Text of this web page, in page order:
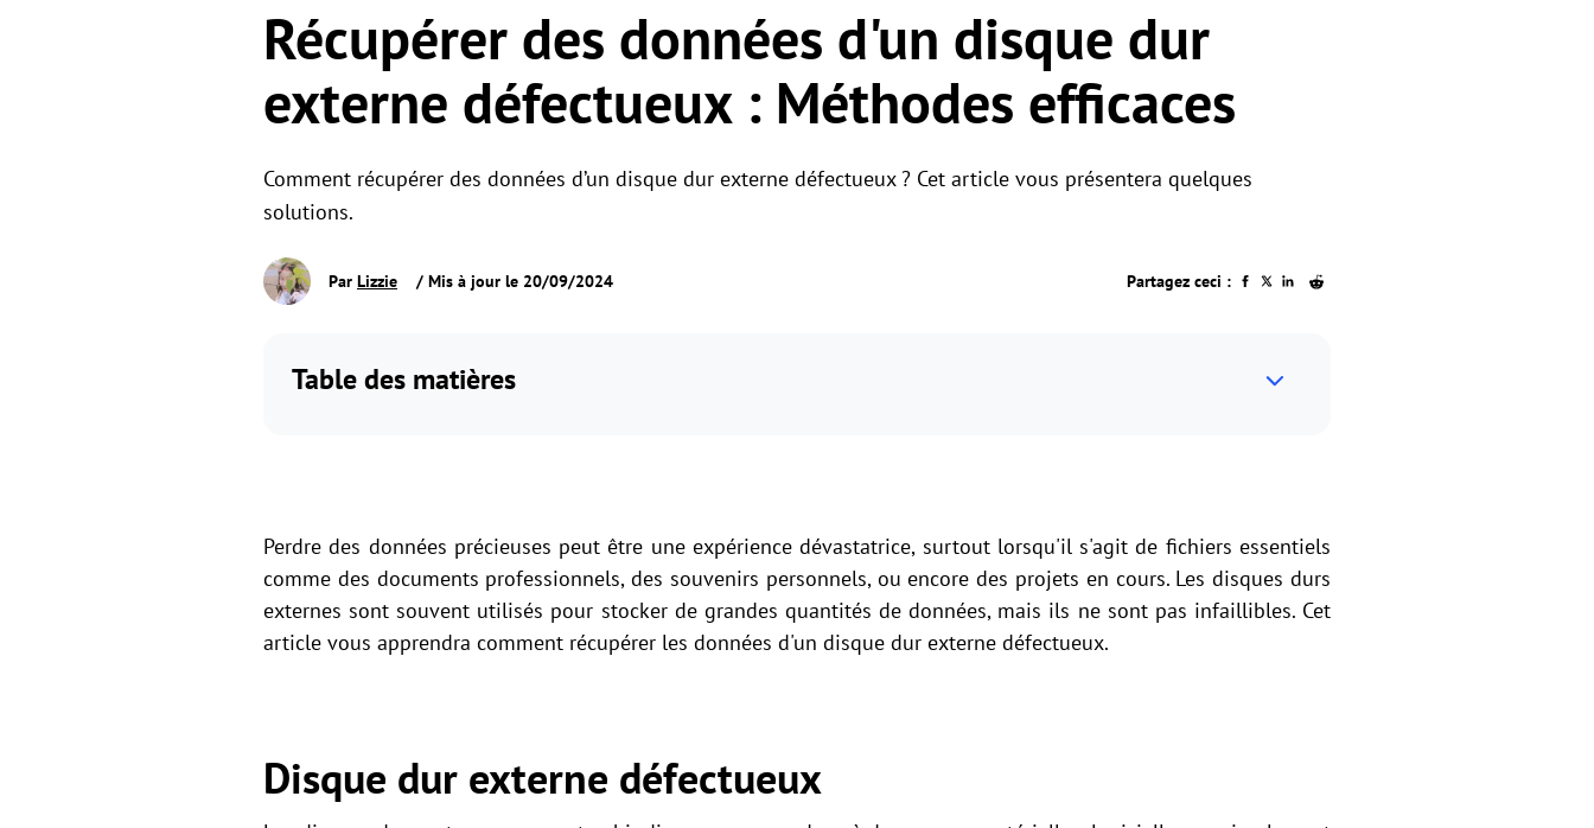
Récupérer des données d'un disque dur
externe défectueux : Méthodes efficaces
Comment récupérer des données d’un disque dur externe défectueux ? Cet article vous présentera quelques
solutions.
Par Lizzie / Mis à jour le 20/09/2024 Partagez ceci :
Table des matières
Perdre des données précieuses peut être une expérience dévastatrice, surtout lorsqu'il s'agit de fichiers essentiels
comme des documents professionnels, des souvenirs personnels, ou encore des projets en cours. Les disques durs
externes sont souvent utilisés pour stocker de grandes quantités de données, mais ils ne sont pas infaillibles. Cet
article vous apprendra comment récupérer les données d'un disque dur externe défectueux.
Disque dur externe défectueux